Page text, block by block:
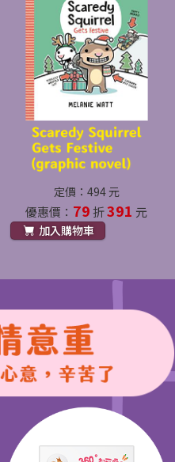
定價：494 元
優惠價： 79折391 元
加入購物車